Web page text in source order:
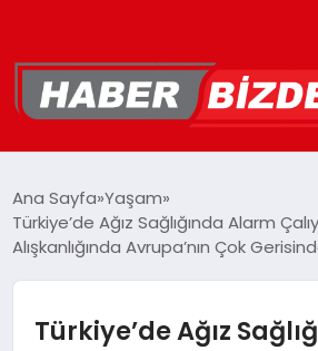
YAŞAM
Ana Sayfa Yaşam
Türkiye’de Ağız Sağlığında Alarm
Alışkanlığında Avrupa’nın Çok
Türkiye’de Ağız